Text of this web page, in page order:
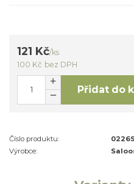
121 Kč/ks
100 Kč bez DPH
Přidat do
Číslo produktu:
Výrobce: